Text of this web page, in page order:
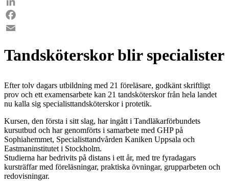
LinkedIn
Facebook
Tandsköterskor blir specialister
Efter tolv dagars utbildning med 21 föreläsare, godkänt skriftligt
prov och ett examensarbete kan 21 tandsköterskor från hela landet
nu kalla sig specialisttandsköterskor i protetik.
Kursen, den första i sitt slag, har ingått i Tandläkarförbundets
kursutbud och har genomförts i samarbete med GHP på
Sophiahemmet, Specialisttandvården Kaniken Uppsala och
Eastmaninstitutet i Stockholm.
Studierna har bedrivits på distans i ett år, med tre fyradagars
kursträffar med föreläsningar, praktiska övningar, grupparbeten och
redovisningar.